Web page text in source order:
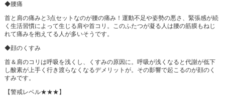
◆腰痛
首と肩の痛みと3点セットなのが腰の痛み！運動不足や姿勢の悪さ、緊張感が続
く生活習慣によって生じる肩や首コリ。このふたつが凝る人は腰の筋膜もねじ
れて痛みを抱えてる人が多いそうです。
◆顔のくすみ
首＆肩のコリは呼吸を浅くし、くすみの原因に。呼吸が浅くなると代謝が低下
し酸素が上手く行き渡らなくなるデメリットが。その影響で起こるのが顔のく
すみです。
【警戒レベル★★★】